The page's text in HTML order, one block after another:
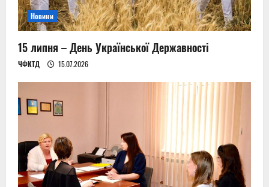
n Новини
15 липня – День Української Державності
ЧФКТД 15.07.2026